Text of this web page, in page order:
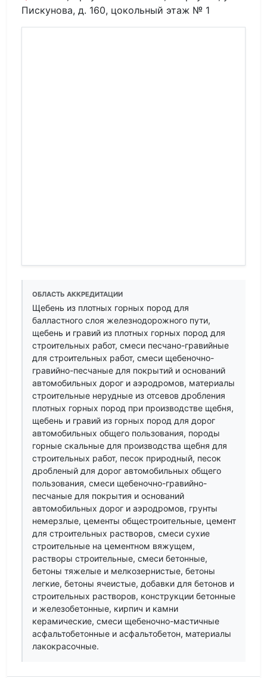
Пискунова, д. 160, цокольный этаж № 1
ОБЛАСТЬ АККРЕДИТАЦИИ
Щебень из плотных горных пород для
балластного слоя железнодорожного пути,
щебень и гравий из плотных горных пород для
строительных работ, смеси песчано-гравийные
для строительных работ, смеси щебеночно-
гравийно-песчаные для покрытий и оснований
автомобильных дорог и аэродромов, материалы
строительные нерудные из отсевов дробления
плотных горных пород при производстве щебня,
щебень и гравий из горных пород для дорог
автомобильных общего пользования, породы
горные скальные для производства щебня для
строительных работ, песок природный, песок
дробленый для дорог автомобильных общего
пользования, смеси щебеночно-гравийно-
песчаные для покрытия и оснований
автомобильных дорог и аэродромов, грунты
немерзлые, цементы общестроительные, цемент
для строительных растворов, смеси сухие
строительные на цементном вяжущем,
растворы строительные, смеси бетонные,
бетоны тяжелые и мелкозернистые, бетоны
легкие, бетоны ячеистые, добавки для бетонов и
строительных растворов, конструкции бетонные
и железобетонные, кирпич и камни
керамические, смеси щебеночно-мастичные
асфальтобетонные и асфальтобетон, материалы
лакокрасочные.